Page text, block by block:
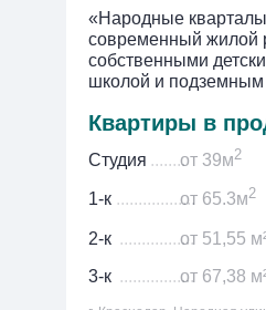
.................от 67,38
3-к
.................от 51,55
2-к
1-к
........
..................
от 39м2
от 65.3м2
Студия
«Народные
современный жилой
собственными
школой и подземным
Квартиры в